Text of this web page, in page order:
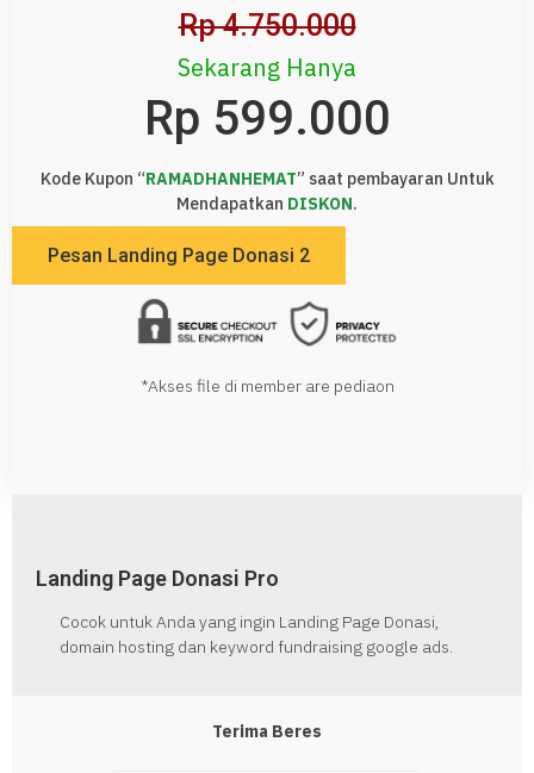
Rp 4.750.000
Sekarang Hanya
Rp 599.000
Kode Kupon “RAMADHANHEMAT” saat pembayaran Untuk
Mendapatkan DISKON.
Pesan Landing Page Donasi 2
*Akses file di member are pediaon
Landing Page Donasi Pro
Cocok untuk Anda yang ingin Landing Page Donasi,
domain hosting dan keyword fundraising google ads.
Terima Beres